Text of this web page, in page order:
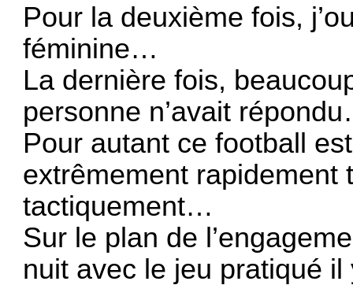
Pour la deuxième fois,
féminine…
La dernière fois,
personne n’avait
Pour autant ce football
extrêmement rapidement
tactiquement…
Sur le plan de
nuit avec le jeu pratiqué